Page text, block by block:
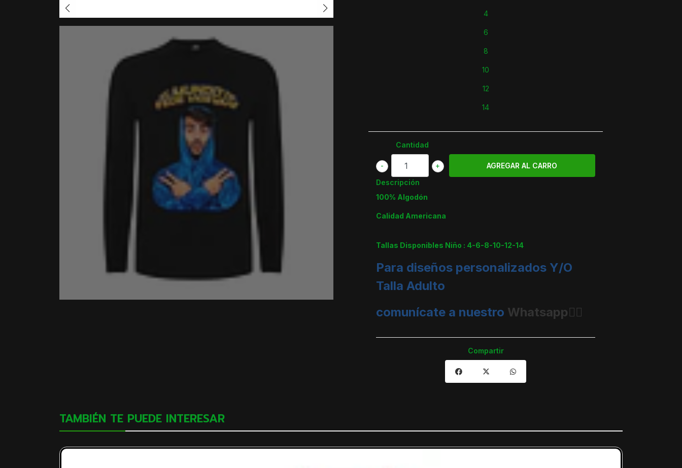
4
6
8
10
12
14
Cantidad
+
-
Descripción
100% Algodón
Calidad Americana
Tallas Disponibles Niño : 4-6-8-10-12-14
Para diseños personalizados Y/O
Talla Adulto
comunícate a nuestro Whatsapp👈🏼
Compartir
TAMBIÉN TE PUEDE INTERESAR